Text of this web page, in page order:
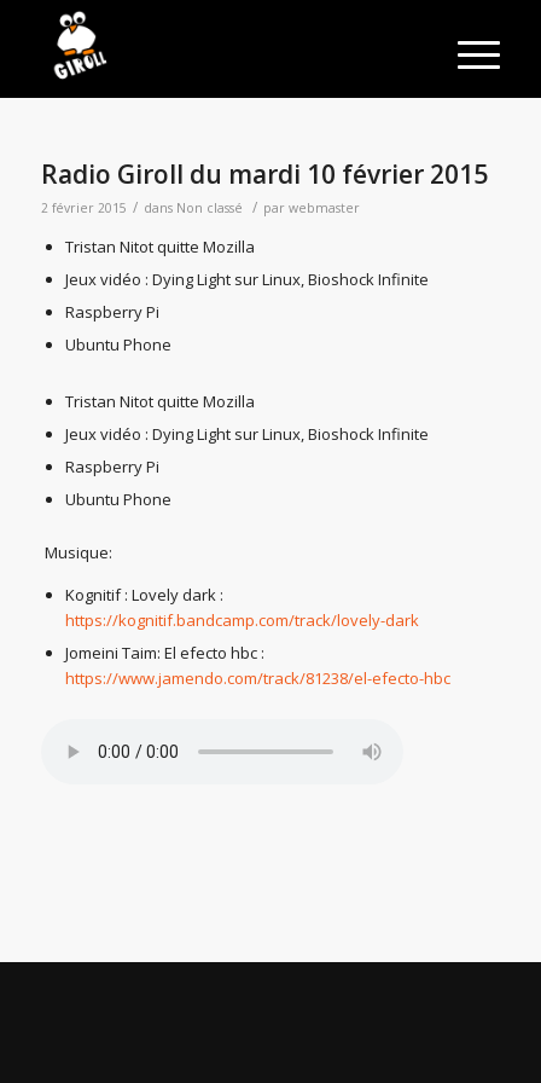
Radio Giroll du mardi 10 février 2015
2 février 2015 / dans Non classé / par webmaster
Tristan Nitot quitte Mozilla
Jeux vidéo : Dying Light sur Linux, Bioshock Infinite
Raspberry Pi
Ubuntu Phone
Tristan Nitot quitte Mozilla
Jeux vidéo : Dying Light sur Linux, Bioshock Infinite
Raspberry Pi
Ubuntu Phone
Musique:
Kognitif : Lovely dark :
https://kognitif.bandcamp.com/track/lovely-dark
Jomeini Taim: El efecto hbc :
https://www.jamendo.com/track/81238/el-efecto-hbc